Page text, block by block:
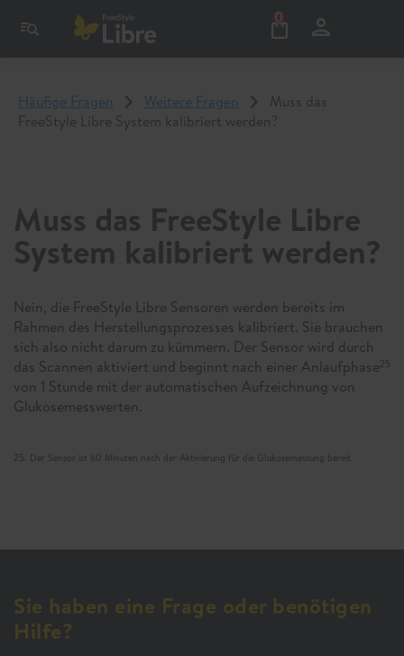
0
Häufige Fragen Weitere Fragen
Muss das
FreeStyle Libre System kalibriert werden?
Muss das FreeStyle Libre
System kalibriert werden?
Nein, die FreeStyle Libre Sensoren werden bereits im
Rahmen des Herstellungsprozesses kalibriert. Sie brauchen
sich also nicht darum zu kümmern. Der Sensor wird durch
das Scannen aktiviert und beginnt nach einer Anlaufphase 25
von 1 Stunde mit der automatischen Aufzeichnung von
Glukosemesswerten.
25. Der Sensor ist 60 Minuten nach der Aktivierung für die Glukosemessung bereit.
Sie haben eine Frage oder benötigen
Hilfe?